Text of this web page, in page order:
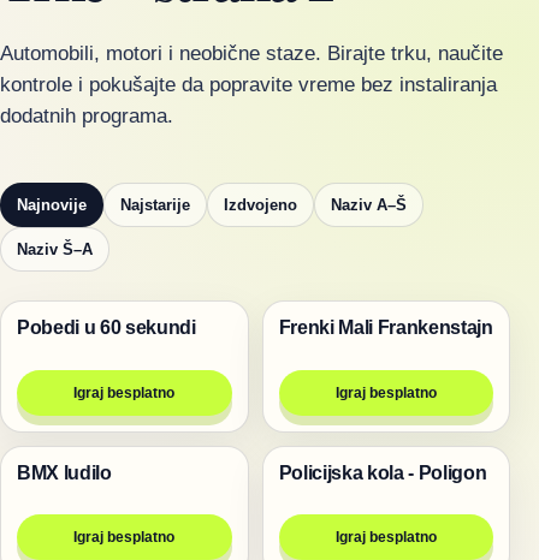
Automobili, motori i neobične staze. Birajte trku, naučite
kontrole i pokušajte da popravite vreme bez instaliranja
dodatnih programa.
Najnovije Najstarije Izdvojeno Naziv A–Š
Naziv Š–A
Trke
Pobedi u 60 sekundi
Igraj besplatno
Trke
Frenki Mali Frankenstajn
Igraj besplatno
Trke
BMX ludilo
Igraj besplatno
Trke
Policijska kola - Poligon
Igraj besplatno